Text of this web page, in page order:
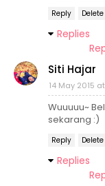
Reply Delete
Replies
Siti Hajar
14 May 2015
Wuuuuu~
sekarang :)
Reply Delete
Replies